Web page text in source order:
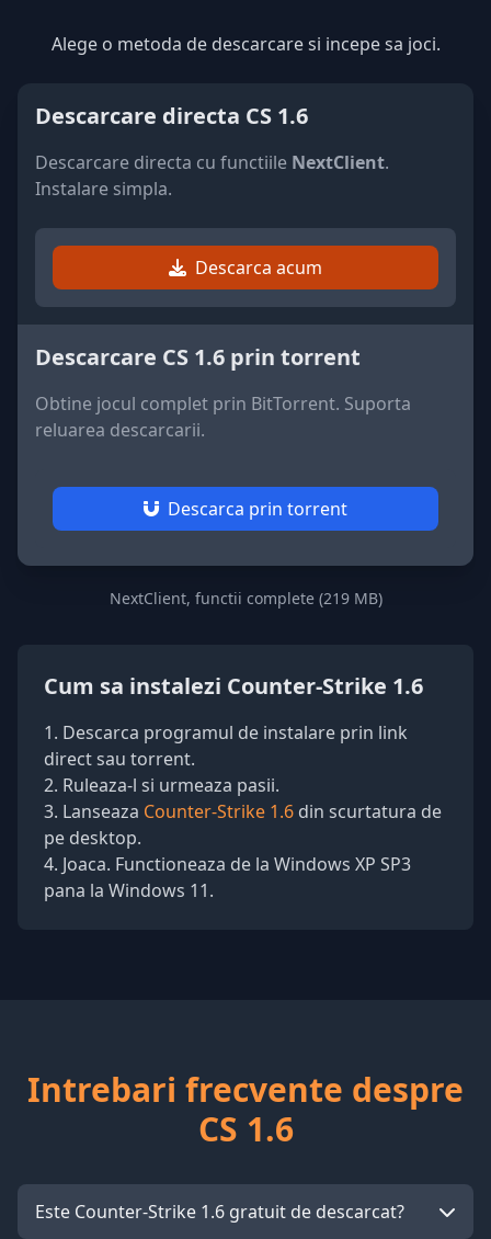
Alege o metoda de descarcare si incepe sa joci.
Descarcare directa CS 1.6
Descarcare directa cu functiile NextClient.
Instalare simpla.
Descarca acum
Descarcare CS 1.6 prin torrent
Obtine jocul complet prin BitTorrent. Suporta
reluarea descarcarii.
Descarca prin torrent
NextClient, functii complete (219 MB)
Cum sa instalezi Counter-Strike 1.6
Descarca programul de instalare prin link
direct sau torrent.
Ruleaza-l si urmeaza pasii.
Lanseaza Counter-Strike 1.6 din scurtatura de
pe desktop.
Joaca. Functioneaza de la Windows XP SP3
pana la Windows 11.
Intrebari frecvente despre
CS 1.6
Este Counter-Strike 1.6 gratuit de descarcat?